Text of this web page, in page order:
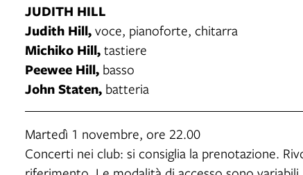
JUDITH HILL
Judith Hill, voce, pianoforte, chitarra
Michiko Hill, tastiere
Peewee Hill, basso
John Staten, batteria
Martedì 1 novembre, ore 22.00
Concerti nei club: si consiglia la prenotazione.